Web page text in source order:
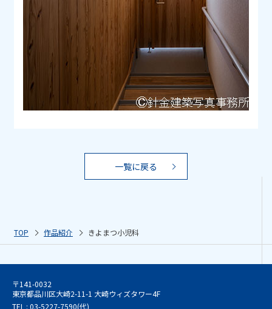
一覧に戻る
TOP 作品紹介 きよまつ小児科
〒141-0032
東京都品川区大崎2-11-1 大崎ウィズタワー4F
TEL : 03-5227-7590(代)